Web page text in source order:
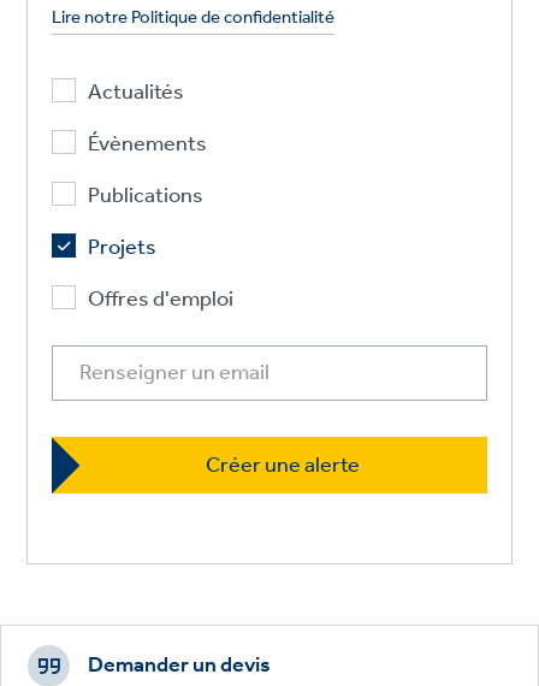
Lire notre Politique de confidentialité
Actualités
Évènements
Publications
Projets
Offres d'emploi
Footer
CTAs
Demander un devis